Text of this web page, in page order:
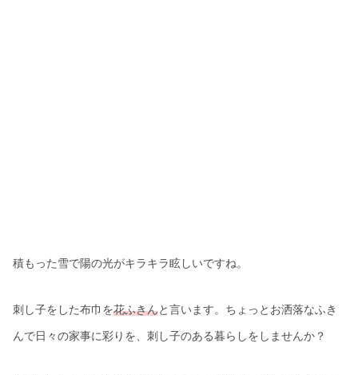
積もった雪で陽の光がキラキラ眩しいですね。
刺し子をした布巾を花ふきんと言います。ちょっとお洒落なふき
んで日々の家事に彩りを、刺し子のある暮らしをしませんか？